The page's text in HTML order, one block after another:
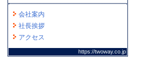
会社案内
社長挨拶
アクセス
https://twoway.co.jp